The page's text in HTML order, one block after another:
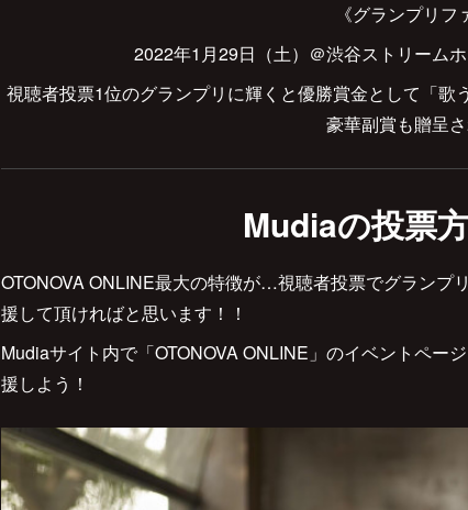
《グランプリフ
2022年1月29日（土）＠渋谷ストリーム
視聴者投票1位のグランプリに輝くと優勝賞金として「歌
豪華副賞も贈呈
Mudiaの投票
OTONOVA ONLINE最大の特徴が…視聴者投票でグランプ
援して頂ければと思います！！
Mudiaサイト内で「OTONOVA ONLINE」のイベントペー
援しよう！